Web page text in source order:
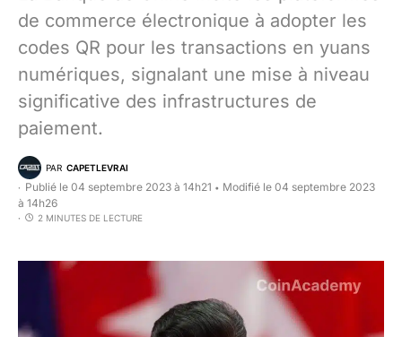
de commerce électronique à adopter les
codes QR pour les transactions en yuans
numériques, signalant une mise à niveau
significative des infrastructures de
paiement.
PAR CAPETLEVRAI
Publié le 04 septembre 2023 à 14h21 • Modifié le 04 septembre 2023
à 14h26
2 MINUTES DE LECTURE